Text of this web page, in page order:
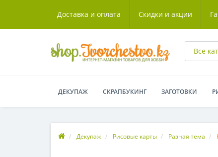
Доставка и оплата Скидки и акции
Все
ДЕКУПАЖ СКРАПБУКИНГ ЗАГОТОВКИ
Декупаж Рисовые карты Разная тема